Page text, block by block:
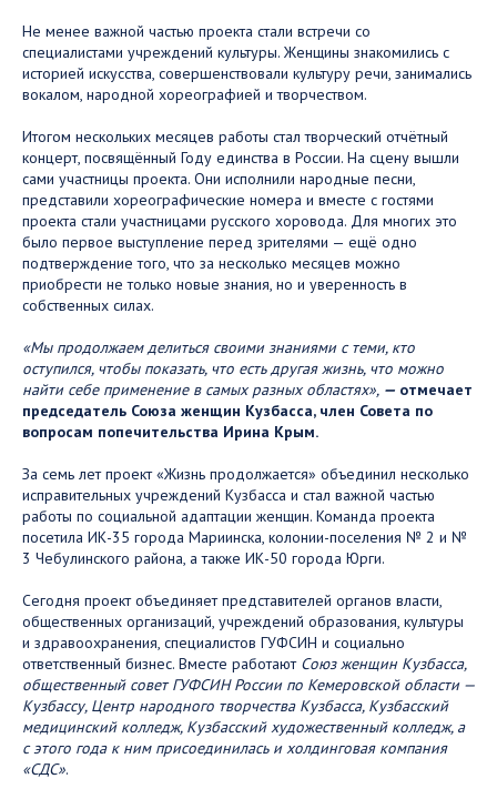
Не менее важной частью проекта стали встречи со
специалистами учреждений культуры. Женщины знакомились с
историей искусства, совершенствовали культуру речи, занимались
вокалом, народной хореографией и творчеством.
Итогом нескольких месяцев работы стал творческий отчётный
концерт, посвящённый Году единства в России. На сцену вышли
сами участницы проекта. Они исполнили народные песни,
представили хореографические номера и вместе с гостями
проекта стали участницами русского хоровода. Для многих это
было первое выступление перед зрителями — ещё одно
подтверждение того, что за несколько месяцев можно
приобрести не только новые знания, но и уверенность в
собственных силах.
«Мы продолжаем делиться своими знаниями с теми, кто
оступился, чтобы показать, что есть другая жизнь, что можно
найти себе применение в самых разных областях», — отмечает
председатель Союза женщин Кузбасса, член Совета по
вопросам попечительства Ирина Крым.
За семь лет проект «Жизнь продолжается» объединил несколько
исправительных учреждений Кузбасса и стал важной частью
работы по социальной адаптации женщин. Команда проекта
посетила ИК-35 города Мариинска, колонии-поселения № 2 и №
3 Чебулинского района, а также ИК-50 города Юрги.
Сегодня проект объединяет представителей органов власти,
общественных организаций, учреждений образования, культуры
и здравоохранения, специалистов ГУФСИН и социально
ответственный бизнес. Вместе работаютСоюз женщин Кузбасса,
общественный совет ГУФСИН России по Кемеровской области —
Кузбассу, Центр народного творчества Кузбасса, Кузбасский
медицинский колледж, Кузбасский художественный колледж, а
с этого года к ним присоединилась и холдинговая компания
«СДС».